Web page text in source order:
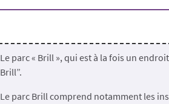
Le parc « Brill », qui est à la fois un
Brill”.
Le parc Brill comprend notamment les